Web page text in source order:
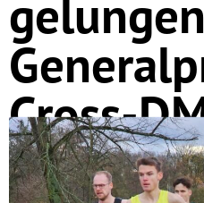
Cross-